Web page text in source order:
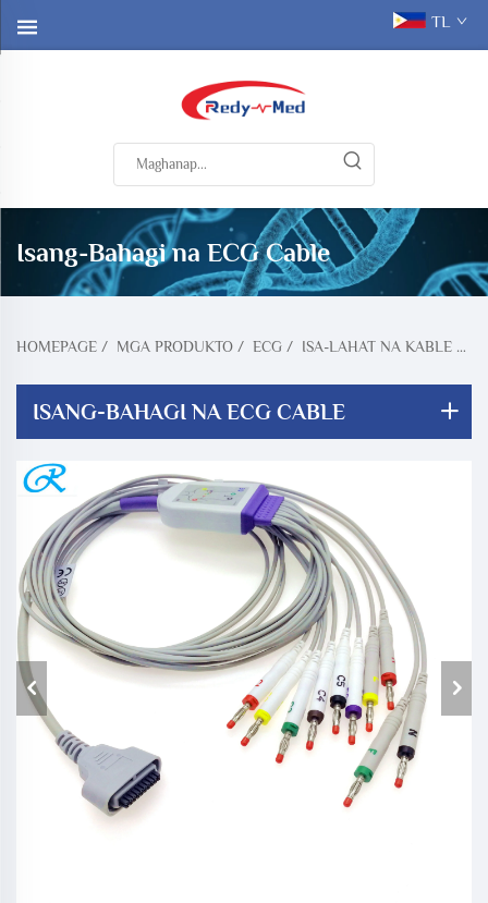
TL
Isang-Bahagi na ECG Cable
HOMEPAGE / MGA PRODUKTO / ECG / ISA-LAHAT NA KABLE ECG
ISANG-BAHAGI NA ECG CABLE